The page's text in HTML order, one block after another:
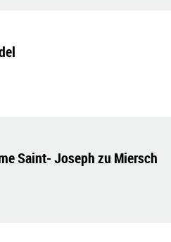
Saint- Joseph zu Miersch